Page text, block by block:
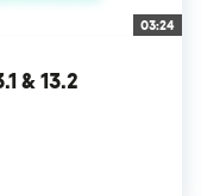
03:24
& 13.2